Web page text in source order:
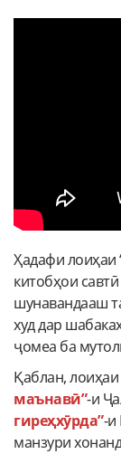
Ҳадафи лоиҳаи
китобҳои
шунавандааш
худ дар
ҷомеа ба
Қаблан, лоиҳаи
маънавӣ”-и
гиреҳхӯрда”-и
манзури